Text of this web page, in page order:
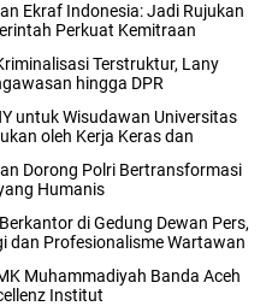
Ekraf Indonesia: Jadi Rujukan
Perkuat Kemitraan
Terstruktur, Lany
hingga DPR
untuk Wisudawan Universitas
oleh Kerja Keras dan
Dorong Polri Bertransformasi
Humanis
di Gedung Dewan Pers,
dan Profesionalisme Wartawan
Muhammadiyah Banda Aceh
Institut